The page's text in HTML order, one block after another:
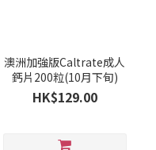
澳洲加強版Caltrate成人
鈣片200粒(10月下旬)
HK$129.00